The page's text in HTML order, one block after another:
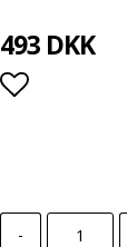
493 DKK
-